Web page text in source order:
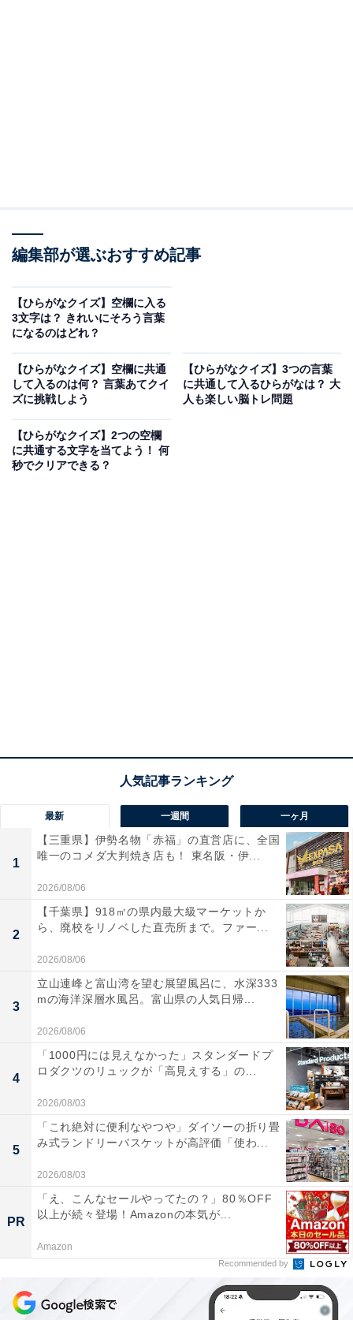
編集部が選ぶおすすめ記事
【ひらがなクイズ】空欄に入る
3文字は？ きれいにそろう言葉
になるのはどれ？
【ひらがなクイズ】空欄に共通
して入るのは何？ 言葉あてクイ
ズに挑戦しよう
【ひらがなクイズ】3つの言葉
に共通して入るひらがなは？ 大
人も楽しい脳トレ問題
【ひらがなクイズ】2つの空欄
に共通する文字を当てよう！ 何
秒でクリアできる？
最新 一週間 一ヶ月
1
【三重県】伊勢名物「赤福」の直営店に、全国
唯一のコメダ大判焼き店も！ 東名阪・伊...
2026/08/06
2
【千葉県】918㎡の県内最大級マーケットか
ら、廃校をリノベした直売所まで。ファー...
2026/08/06
3
立山連峰と富山湾を望む展望風呂に、水深333
mの海洋深層水風呂。富山県の人気日帰...
2026/08/06
4
「1000円には見えなかった」スタンダードプ
ロダクツのリュックが「高見えする」の...
2026/08/03
5
「これ絶対に便利なやつや」ダイソーの折り畳
み式ランドリーバスケットが高評価「使わ...
2026/08/03
PR
「え、こんなセールやってたの？」80％OFF
以上が続々登場！Amazonの本気が...
Amazon
Recommended by